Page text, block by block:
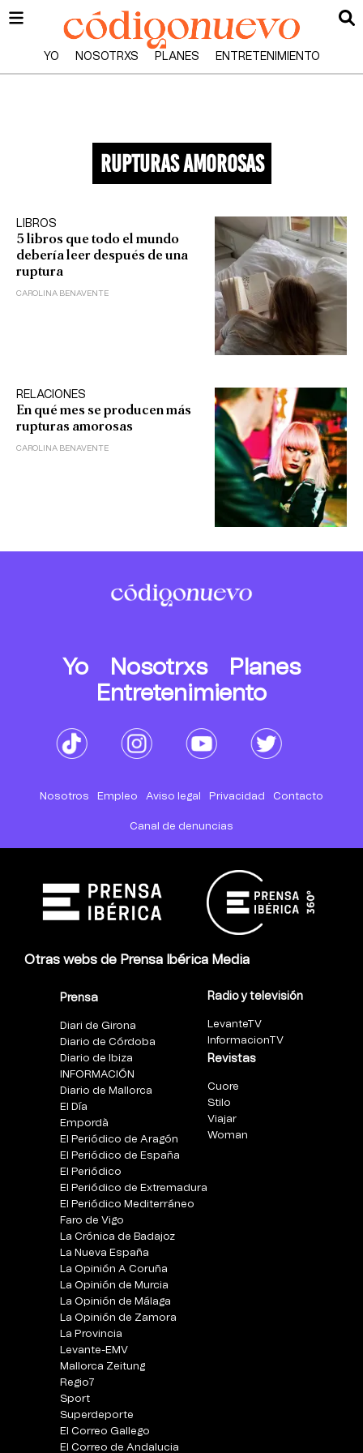
YO NOSOTRXS PLANES ENTRETENIMIENTO
rupturas amorosas
LIBROS
5 libros que todo el mundo
debería leer después de una
ruptura
CAROLINA BENAVENTE
RELACIONES
En qué mes se producen más
rupturas amorosas
CAROLINA BENAVENTE
Yo Nosotrxs
Planes
Entretenimiento
Nosotros Empleo Aviso legal Privacidad Contacto
Canal de denuncias
Otras webs de Prensa Ibérica Media
Prensa
Diari de Girona
Diario de Córdoba
Diario de Ibiza
INFORMACIÓN
Diario de Mallorca
El Día
Empordà
El Periódico de Aragón
El Periódico de España
El Periódico
El Periódico de Extremadura
El Periódico Mediterráneo
Faro de Vigo
La Crónica de Badajoz
La Nueva España
La Opinión A Coruña
La Opinión de Murcia
La Opinión de Málaga
La Opinión de Zamora
La Provincia
Levante-EMV
Mallorca Zeitung
Regio7
Sport
Superdeporte
El Correo Gallego
El Correo de Andalucia
Radio y televisión
LevanteTV
InformacionTV
Revistas
Cuore
Stilo
Viajar
Woman